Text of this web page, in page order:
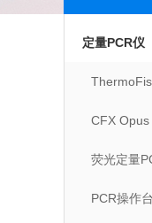
定量PCR仪
CFX Opus
荧光定量
PCR操作台